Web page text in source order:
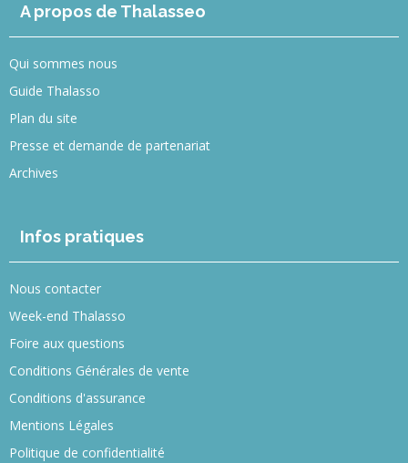
A propos de Thalasseo
Qui sommes nous
Guide Thalasso
Plan du site
Presse et demande de partenariat
Archives
Infos pratiques
Nous contacter
Week-end Thalasso
Foire aux questions
Conditions Générales de vente
Conditions d'assurance
Mentions Légales
Politique de confidentialité